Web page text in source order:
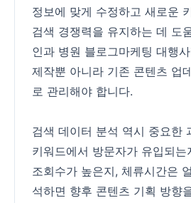
정보에 맞게 수정하고 새로운
검색 경쟁력을 유지하는 데 도
인과 병원 블로그마케팅 대행
제작뿐 아니라 기존 콘텐츠 업
로 관리해야 합니다.
검색 데이터 분석 역시 중요한
키워드에서 방문자가 유입되는
조회수가 높은지, 체류시간은
석하면 향후 콘텐츠 기획 방향